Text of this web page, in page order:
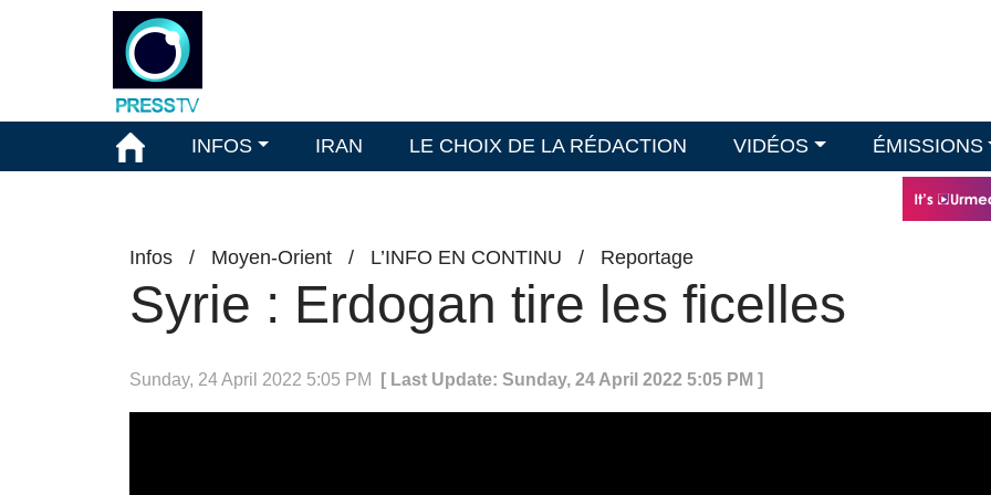
INFOS IRAN LE CHOIX DE LA RÉDACTION VIDÉOS ÉMISSIONS
Infos / Moyen-Orient / L’INFO EN CONTINU / Reportage
Syrie : Erdogan tire les ficelles
Sunday, 24 April 2022 5:05 PM [ Last Update: Sunday, 24 April 2022 5:05 PM ]